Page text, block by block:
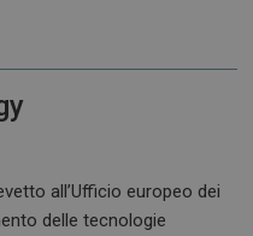
all’Ufficio europeo dei
delle tecnologie